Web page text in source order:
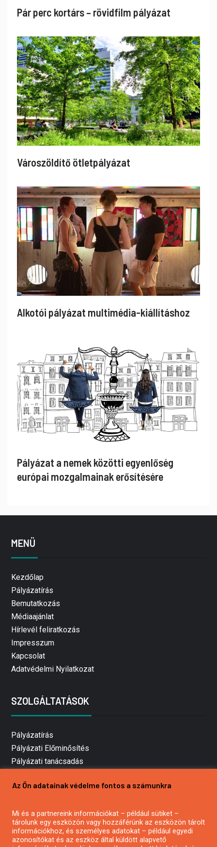
Pár perc kortárs – rövidfilm pályázat
Városzöldítő ötletpályázat
Alkotói pályázat multimédia-kiállításhoz
Pályázat a nemek közötti egyenlőség
európai mozgalmainak erősítésére
MENÜ
Kezdőlap
Pályázatírás
Bemutatkozás
Médiaajánlat
Hírlevél feliratkozás
Impresszum
Kapcsolat
Adatvédelmi Nyilatkozat
SZOLGÁLTATÁSOK
Pályázatírás
Pályázati Előminősítés
Pályázati tanácsadás
Mezőgazdasági pályázatírás
Pályázatírás civil szervezeteknek
Pályázatírás önkormányzatoknak
Pályázatfigyelés
Az Ön adatainak védelme fontos a számunkra
Mi és a partnereink információkat – például sütiket –
tárolunk egy eszközön vagy hozzáférünk az eszközön tárolt
információkhoz, és személyes adatokat – például egyedi
azonosítókat és az eszköz által küldött alapvető